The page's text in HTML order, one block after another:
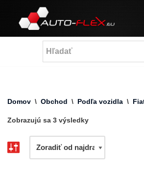
Prejsť
na
Domov \ Obchod \ Podľa vozidla \
Zobrazujú sa 3 výsledky